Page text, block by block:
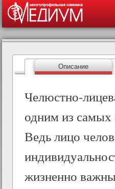
Описание
Челюстно-
одним из
Ведь лицо
жизненно